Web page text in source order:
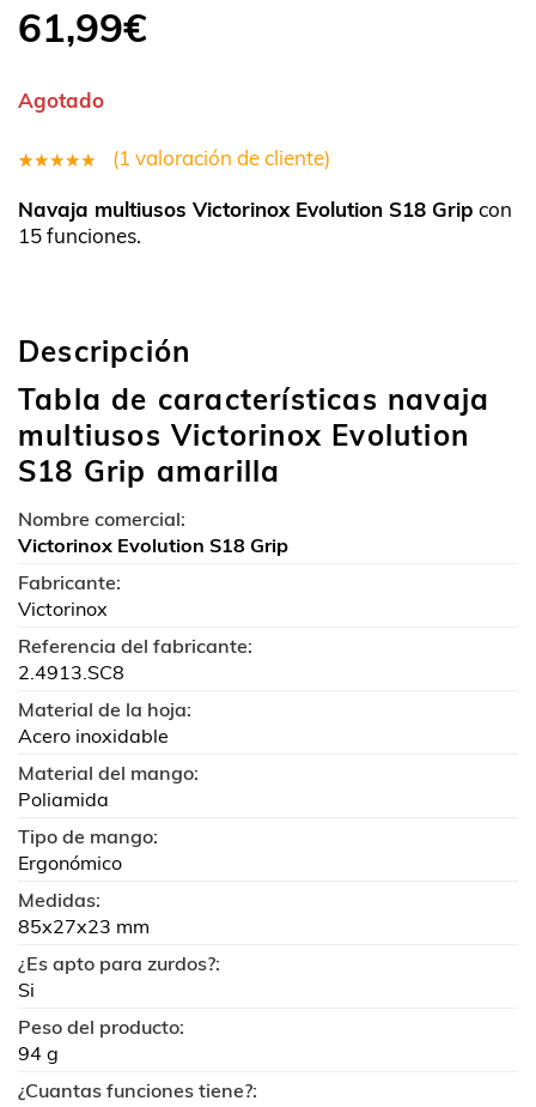
61,99€
Agotado
5.00sobre
5 basado
de cliente
(1 valoración de cliente)
Navaja multiusos Victorinox Evolution S18 Grip con
15 funciones.
Descripción
Tabla de características navaja
multiusos Victorinox Evolution
S18 Grip amarilla
Nombre comercial:
Victorinox Evolution S18 Grip
Fabricante:
Victorinox
Referencia del fabricante:
2.4913.SC8
Material de la hoja:
Acero inoxidable
Material del mango:
Poliamida
Tipo de mango:
Ergonómico
Medidas:
85x27x23 mm
¿Es apto para zurdos?:
Si
Peso del producto:
94 g
¿Cuantas funciones tiene?: